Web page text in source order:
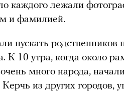
каждого лежали
и фамилией.
пускать родственников
К 10 утра, когда около
много народа,
из других городов,